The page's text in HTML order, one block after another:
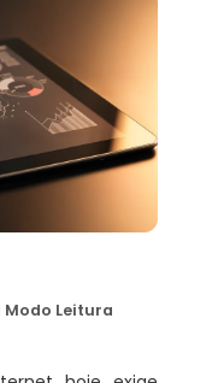
Modo Leitura